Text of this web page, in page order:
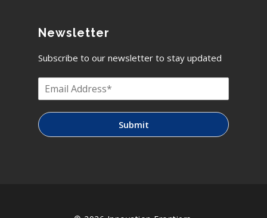
Newsletter
Subscribe to our newsletter to stay updated
Submit